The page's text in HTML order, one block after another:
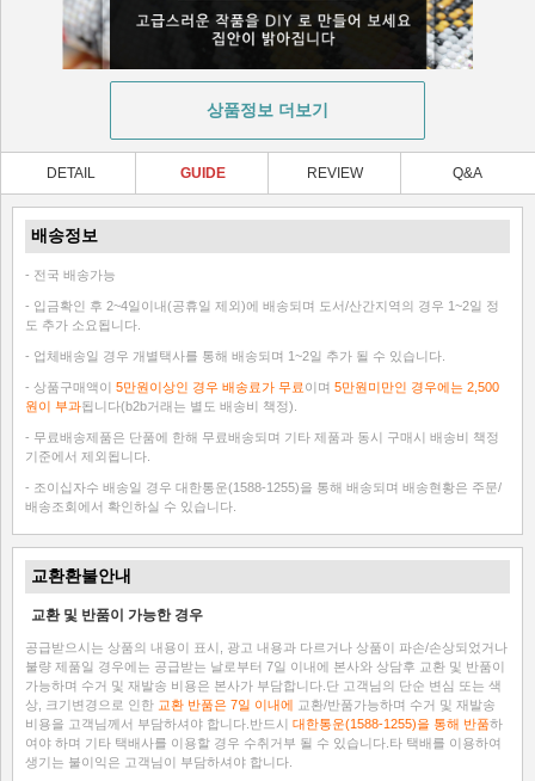
상품정보 더보기
DETAIL GUIDE REVIEW Q&A
배송정보
- 전국 배송가능
- 입금확인 후 2~4일이내(공휴일 제외)에 배송되며 도서/산간지역의 경우 1~2일 정
도 추가 소요됩니다.
- 업체배송일 경우 개별택사를 통해 배송되며 1~2일 추가 될 수 있습니다.
- 상품구매액이 5만원이상인 경우 배송료가 무료 이며 5만원미만인 경우에는 2,500
원이 부과됩니다(b2b거래는 별도 배송비 책정).
- 무료배송제품은 단품에 한해 무료배송되며 기타 제품과 동시 구매시 배송비 책정
기준에서 제외됩니다.
- 조이십자수 배송일 경우 대한통운(1588-1255)을 통해 배송되며 배송현황은 주문/
배송조회에서 확인하실 수 있습니다.
교환환불안내
교환 및 반품이 가능한 경우
공급받으시는 상품의 내용이 표시, 광고 내용과 다르거나 상품이 파손/손상되었거나
불량 제품일 경우에는 공급받는 날로부터 7일 이내에 본사와 상담후 교환 및 반품이
가능하며 수거 및 재발송 비용은 본사가 부담합니다.단 고객님의 단순 변심 또는 색
상, 크기변경으로 인한 교환 반품은 7일 이내에 교환/반품가능하며 수거 및 재발송
비용을 고객님께서 부담하셔야 합니다.반드시 대한통운(1588-1255)을 통해 반품하
여야 하며 기타 택배사를 이용할 경우 수취거부 될 수 있습니다.타 택배를 이용하여
생기는 불이익은 고객님이 부담하셔야 합니다.